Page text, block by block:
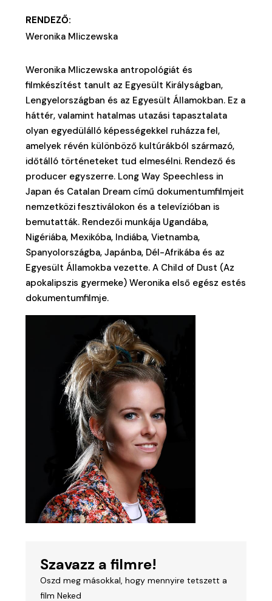
Szavazz a filmre!
Oszd meg másokkal, hogy mennyire tetszett a
film Neked
RENDEZŐ:
Weronika Mliczewska
Weronika Mliczewska antropológiát és
filmkészítést tanult az Egyesült Királyságban,
Lengyelországban és az Egyesült Államokban. Ez a
háttér, valamint hatalmas utazási tapasztalata
olyan egyedülálló képességekkel ruházza fel,
amelyek révén különböző kultúrákból származó,
időtálló történeteket tud elmesélni. Rendező és
producer egyszerre. Long Way Speechless in
Japan és Catalan Dream című dokumentumfilmjeit
nemzetközi fesztiválokon és a televízióban is
bemutatták. Rendezői munkája Ugandába,
Nigériába, Mexikóba, Indiába, Vietnamba,
Spanyolországba, Japánba, Dél-Afrikába és az
Egyesült Államokba vezette. A Child of Dust (Az
apokalipszis gyermeke) Weronika első egész estés
dokumentumfilmje.